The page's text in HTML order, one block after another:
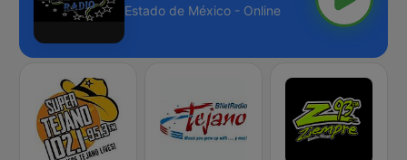
Estado de México - Online